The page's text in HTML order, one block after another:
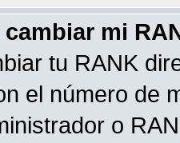
mi
tu RANK
el número de
o